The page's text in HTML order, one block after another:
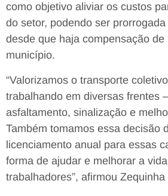
como objetivo aliviar os custos
do setor, podendo ser
desde que haja compensação de
município.
“Valorizamos o transporte
trabalhando em diversas frentes
asfaltamento, sinalização e
Também tomamos essa decisão
licenciamento anual para essas
forma de ajudar e melhorar a
trabalhadores”, afirmou Zequinha